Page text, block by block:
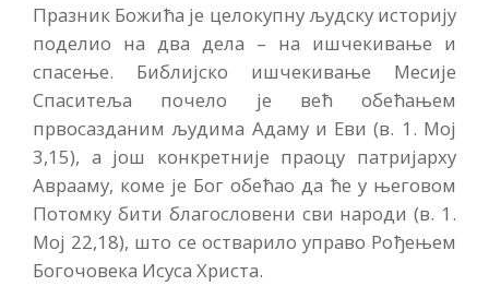
Празник Божића је целокупну људску историју
поделио на два дела – на ишчекивање и
спасење. Библијско ишчекивање Месије
Спаситеља почело је већ обећањем
првосазданим људима Адаму и Еви (в. 1. Мој
3,15), а још конкретније праоцу патријарху
Аврааму, коме је Бог обећао да ће у његовом
Потомку бити благословени сви народи (в. 1.
Мој 22,18), што се остварило управо Рођењем
Богочовека Исуса Христа.